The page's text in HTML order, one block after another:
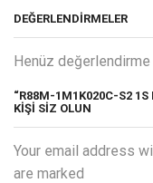
DEĞERLENDIRMELER
Henüz değerlendirme
“R88M-1M1K020C-S2 1S
KIŞI SIZ OLUN
Your email address
are marked